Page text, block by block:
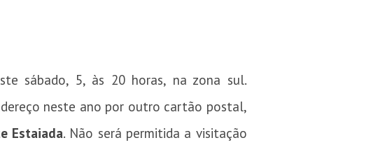
sábado, 5, às 20 horas, na zona sul.
neste ano por outro cartão postal,
Estaiada. Não será permitida a visitação